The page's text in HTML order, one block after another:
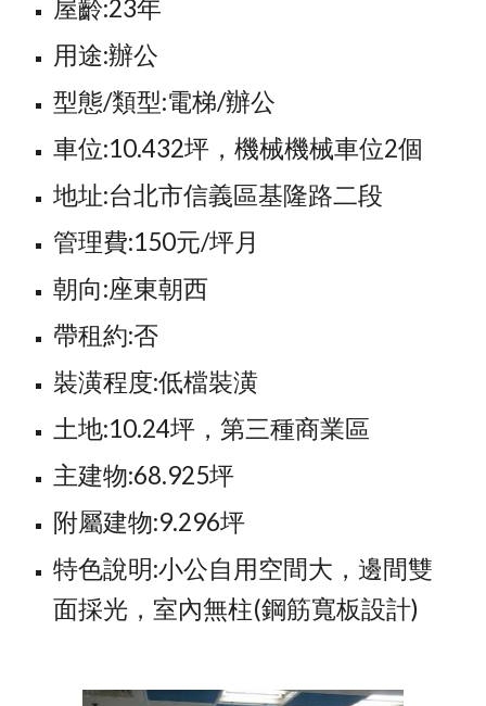
屋齡:23年
用途:辦公
型態/類型:電梯/辦公
車位:10.432坪，機械機械車位2個
地址:台北市信義區基隆路二段
管理費:150元/坪月
朝向:座東朝西
帶租約:否
裝潢程度:低檔裝潢
土地:10.24坪，第三種商業區
主建物:68.925坪
附屬建物:9.296坪
特色說明:小公自用空間大，邊間雙
面採光，室內無柱(鋼筋寬板設計)